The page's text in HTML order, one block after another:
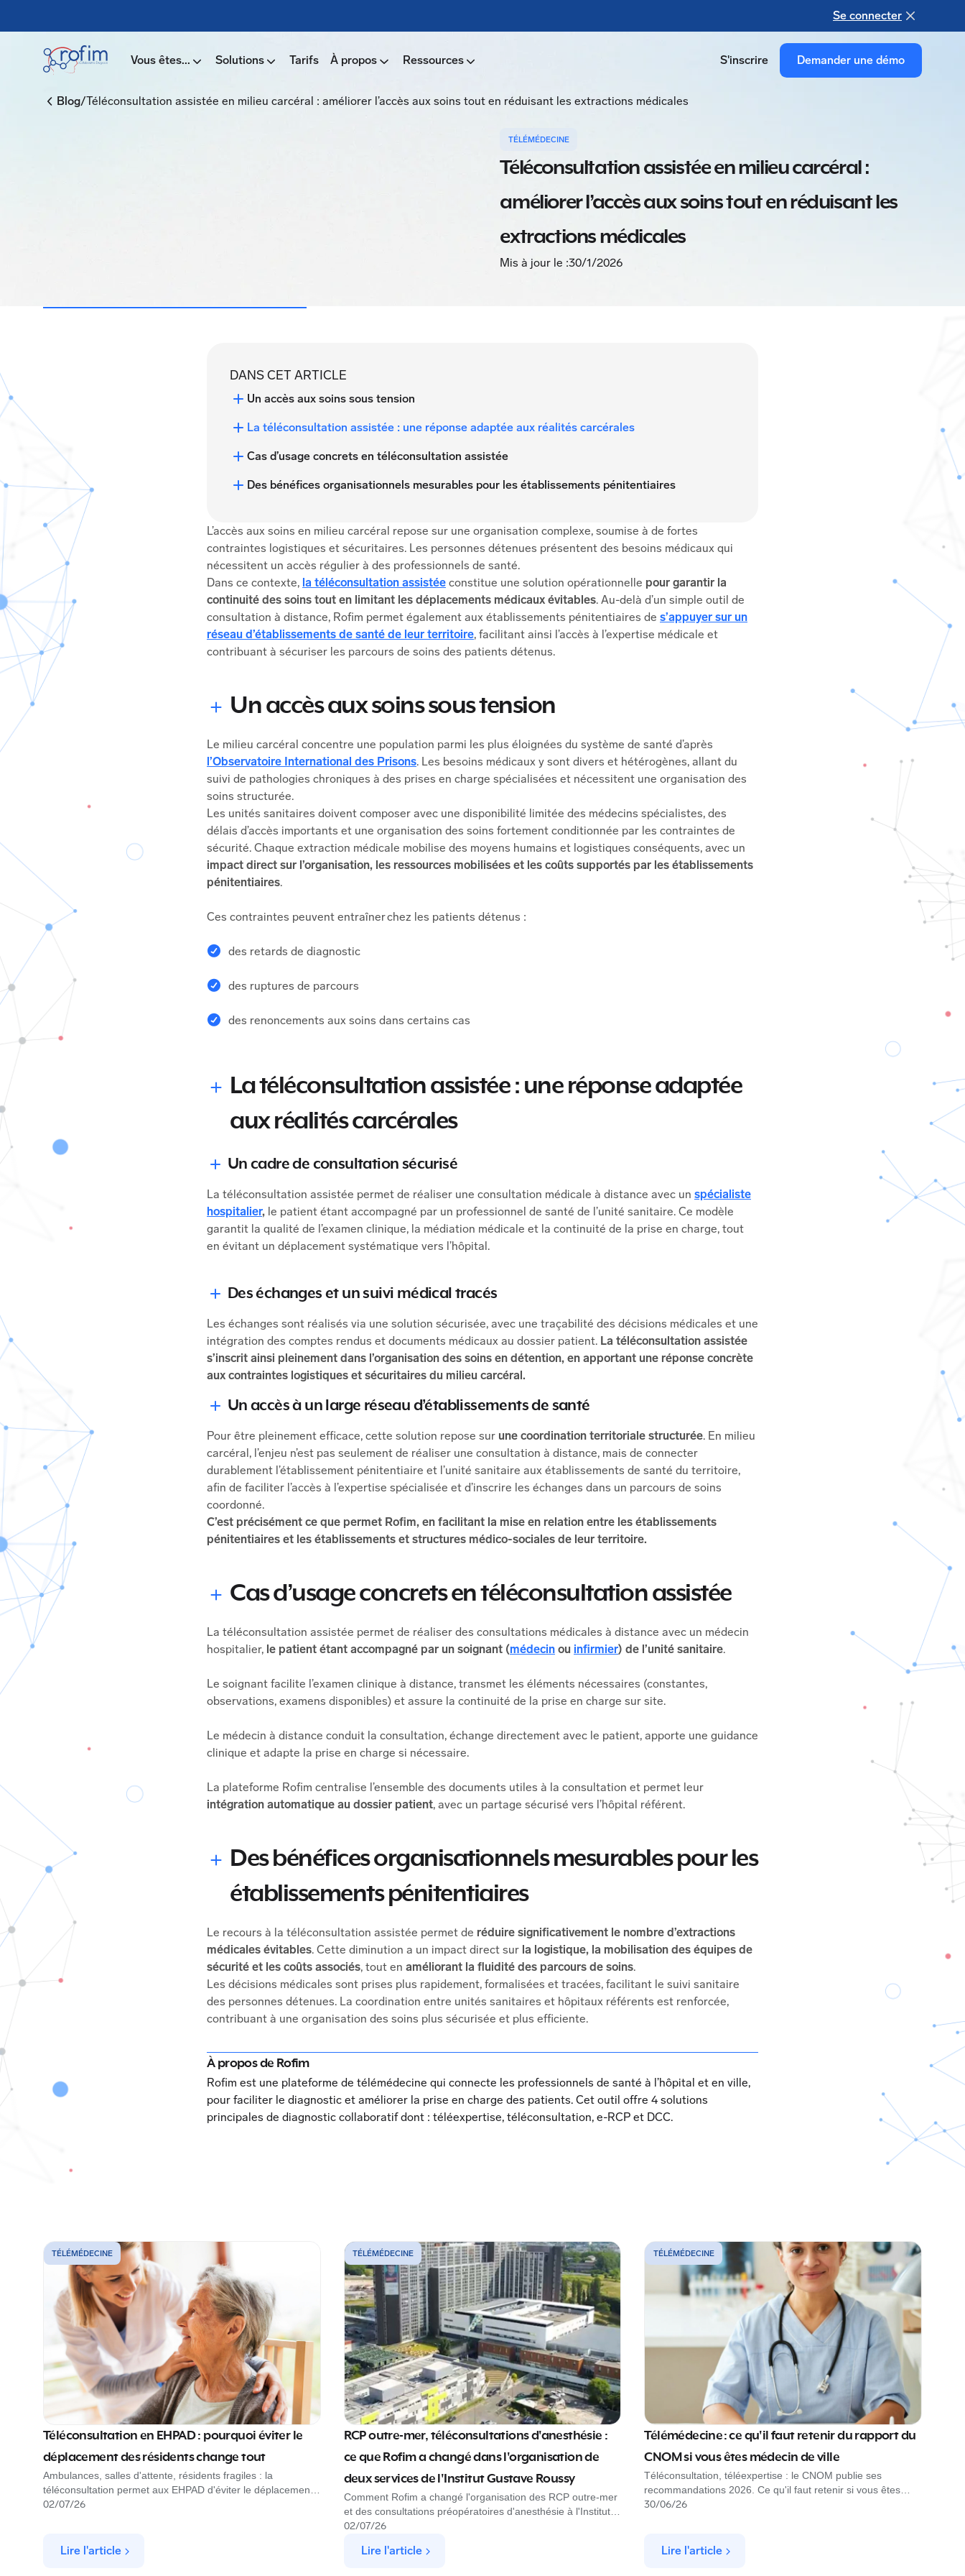
Se connecter
Vous êtes... Solutions Tarifs À propos Ressources S'inscrire Demander une démo
Blog/Téléconsultation assistée en milieu carcéral : améliorer l’accès aux soins tout en réduisant les extractions médicales
TÉLÉMÉDECINE
Téléconsultation assistée en milieu carcéral :
améliorer l’accès aux soins tout en réduisant les
extractions médicales
Mis à jour le :30/1/2026
DANS CET ARTICLE
Un accès aux soins sous tension
La téléconsultation assistée : une réponse adaptée aux réalités carcérales
Cas d’usage concrets en téléconsultation assistée
Des bénéfices organisationnels mesurables pour les établissements pénitentiaires
L’accès aux soins en milieu carcéral repose sur une organisation complexe, soumise à de fortes
contraintes logistiques et sécuritaires. Les personnes détenues présentent des besoins médicaux qui
nécessitent un accès régulier à des professionnels de santé.
Dans ce contexte, la téléconsultation assistée constitue une solution opérationnelle pour garantir la
continuité des soins tout en limitant les déplacements médicaux évitables. Au-delà d’un simple outil de
consultation à distance, Rofim permet également aux établissements pénitentiaires de s’appuyer sur un
réseau d’établissements de santé de leur territoire, facilitant ainsi l’accès à l’expertise médicale et
contribuant à sécuriser les parcours de soins des patients détenus.
Un accès aux soins sous tension
Le milieu carcéral concentre une population parmi les plus éloignées du système de santé d’après
l’Observatoire International des Prisons. Les besoins médicaux y sont divers et hétérogènes, allant du
suivi de pathologies chroniques à des prises en charge spécialisées et nécessitent une organisation des
soins structurée.
Les unités sanitaires doivent composer avec une disponibilité limitée des médecins spécialistes, des
délais d’accès importants et une organisation des soins fortement conditionnée par les contraintes de
sécurité. Chaque extraction médicale mobilise des moyens humains et logistiques conséquents, avec un
impact direct sur l’organisation, les ressources mobilisées et les coûts supportés par les établissements
pénitentiaires.
Ces contraintes peuvent entraîner chez les patients détenus :
des retards de diagnostic
des ruptures de parcours
des renoncements aux soins dans certains cas
La téléconsultation assistée : une réponse adaptée
aux réalités carcérales
Un cadre de consultation sécurisé
La téléconsultation assistée permet de réaliser une consultation médicale à distance avec un spécialiste
hospitalier, le patient étant accompagné par un professionnel de santé de l’unité sanitaire. Ce modèle
garantit la qualité de l’examen clinique, la médiation médicale et la continuité de la prise en charge, tout
en évitant un déplacement systématique vers l’hôpital.
Des échanges et un suivi médical tracés
Les échanges sont réalisés via une solution sécurisée, avec une traçabilité des décisions médicales et une
intégration des comptes rendus et documents médicaux au dossier patient. La téléconsultation assistée
s’inscrit ainsi pleinement dans l’organisation des soins en détention, en apportant une réponse concrète
aux contraintes logistiques et sécuritaires du milieu carcéral.
Un accès à un large réseau d’établissements de santé
Pour être pleinement efficace, cette solution repose sur une coordination territoriale structurée. En milieu
carcéral, l’enjeu n’est pas seulement de réaliser une consultation à distance, mais de connecter
durablement l’établissement pénitentiaire et l’unité sanitaire aux établissements de santé du territoire,
afin de faciliter l’accès à l’expertise spécialisée et d’inscrire les échanges dans un parcours de soins
coordonné.
C’est précisément ce que permet Rofim, en facilitant la mise en relation entre les établissements
pénitentiaires et les établissements et structures médico-sociales de leur territoire.
Cas d’usage concrets en téléconsultation assistée
La téléconsultation assistée permet de réaliser des consultations médicales à distance avec un médecin
hospitalier, le patient étant accompagné par un soignant (médecin ou infirmier) de l’unité sanitaire.
Le soignant facilite l’examen clinique à distance, transmet les éléments nécessaires (constantes,
observations, examens disponibles) et assure la continuité de la prise en charge sur site.
Le médecin à distance conduit la consultation, échange directement avec le patient, apporte une guidance
clinique et adapte la prise en charge si nécessaire.
La plateforme Rofim centralise l’ensemble des documents utiles à la consultation et permet leur
intégration automatique au dossier patient, avec un partage sécurisé vers l’hôpital référent.
Des bénéfices organisationnels mesurables pour les
établissements pénitentiaires
Le recours à la téléconsultation assistée permet de réduire significativement le nombre d’extractions
médicales évitables. Cette diminution a un impact direct sur la logistique, la mobilisation des équipes de
sécurité et les coûts associés, tout en améliorant la fluidité des parcours de soins.
Les décisions médicales sont prises plus rapidement, formalisées et tracées, facilitant le suivi sanitaire
des personnes détenues. La coordination entre unités sanitaires et hôpitaux référents est renforcée,
contribuant à une organisation des soins plus sécurisée et plus efficiente.
À propos de Rofim
Rofim est une plateforme de télémédecine qui connecte les professionnels de santé à l’hôpital et en ville,
pour faciliter le diagnostic et améliorer la prise en charge des patients. Cet outil offre 4 solutions
principales de diagnostic collaboratif dont : téléexpertise, téléconsultation, e-RCP et DCC.
TÉLÉMÉDECINE
Téléconsultation en EHPAD : pourquoi éviter le
déplacement des résidents change tout
Ambulances, salles d'attente, résidents fragiles : la
téléconsultation permet aux EHPAD d'éviter le déplacement
des résidents et sécurise le parcours de soin. Découvrez
02/07/26
Lire l'article
TÉLÉMÉDECINE
RCP outre-mer, téléconsultations d'anesthésie :
ce que Rofim a changé dans l'organisation de
deux services de l'Institut Gustave Roussy
Comment Rofim a changé l'organisation des RCP outre-mer
et des consultations préopératoires d'anesthésie à l'Institut
Gustave Roussy
02/07/26
Lire l'article
TÉLÉMÉDECINE
Télémédecine : ce qu'il faut retenir du rapport du
CNOM si vous êtes médecin de ville
Téléconsultation, téléexpertise : le CNOM publie ses
recommandations 2026. Ce qu'il faut retenir si vous êtes
médecin de ville, et comment Rofim s'inscrit dans ce cadre.
30/06/26
Lire l'article